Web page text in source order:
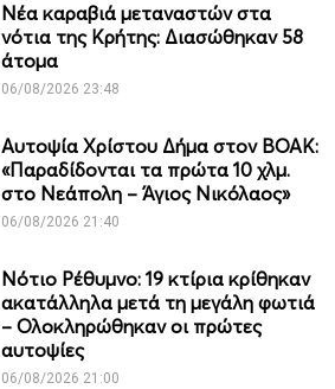
Νέα καραβιά μεταναστών στα
νότια της Κρήτης: Διασώθηκαν 58
άτομα
06/08/2026 23:48
Αυτοψία Χρίστου Δήμα στον ΒΟΑΚ:
«Παραδίδονται τα πρώτα 10 χλμ.
στο Νεάπολη – Άγιος Νικόλαος»
06/08/2026 21:40
Νότιο Ρέθυμνο: 19 κτίρια κρίθηκαν
ακατάλληλα μετά τη μεγάλη φωτιά
– Ολοκληρώθηκαν οι πρώτες
αυτοψίες
06/08/2026 21:00